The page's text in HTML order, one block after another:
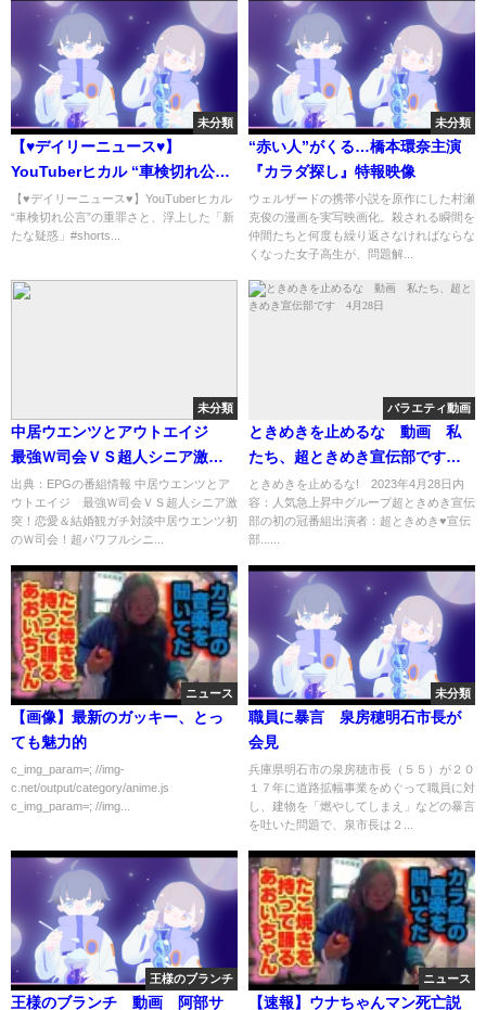
未分類
【♥デイリーニュース♥】
YouTuberヒカル “車検切れ公
言”の重罪さと、浮上した「新た
な疑惑」
【♥デイリーニュース♥】YouTuberヒカル
“車検切れ公言”の重罪さと、浮上した「新
たな疑惑」#shorts...
未分類
“赤い人”がくる…橋本環奈主演
『カラダ探し』特報映像
ウェルザードの携帯小説を原作にした村瀬
克俊の漫画を実写映画化。殺される瞬間を
仲間たちと何度も繰り返さなければならな
くなった女子高生が、問題解...
未分類
中居ウエンツとアウトエイジ
最強Ｗ司会ＶＳ超人シニア激
突！恋愛＆結婚観ガチ対談[字]…
の番組内容解析まとめ
出典：EPGの番組情報 中居ウエンツとア
ウトエイジ 最強Ｗ司会ＶＳ超人シニア激
突！恋愛＆結婚観ガチ対談中居ウエンツ初
のＷ司会！超パワフルシニ...
バラエティ動画
ときめきを止めるな 動画 私
たち、超ときめき宣伝部です 4
月28日
ときめきを止めるな! 2023年4月28日内
容：人気急上昇中グループ超ときめき宣伝
部の初の冠番組出演者：超ときめき♥宣伝
部......
ニュース
【画像】最新のガッキー、とっ
ても魅力的
c_img_param=; //img-
c.net/output/category/anime.js
c_img_param=; //img...
未分類
職員に暴言 泉房穂明石市長が
会見
兵庫県明石市の泉房穂市長（５５）が２０
１７年に道路拡幅事業をめぐって職員に対
し、建物を「燃やしてしまえ」などの暴言
を吐いた問題で、泉市長は２...
王様のブランチ
王様のブランチ 動画 阿部サ
ニュース
【速報】ウナちゃんマン死亡説